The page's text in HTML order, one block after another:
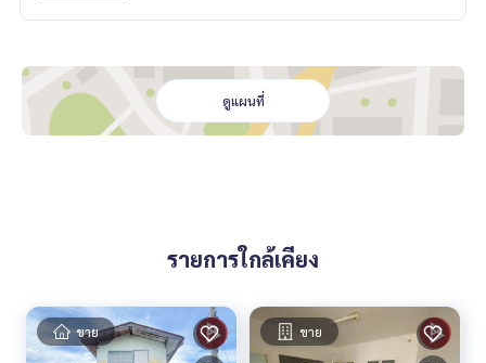
• ถนนศรีนครินทร์
• ถนนพัฒนาการ
• ถนนเฉลิมพระเกียรติ ร.9
• สนามบินสุวรรณภูมิ
• บางนา / พระโขนง / เอกมัย / พระราม 9
ใกล้ Lotus’s On Nut 80 / 7-11 หน้าปากซอย
ดูแผนที่
รายการใกล้เคียง
ขาย ขาย